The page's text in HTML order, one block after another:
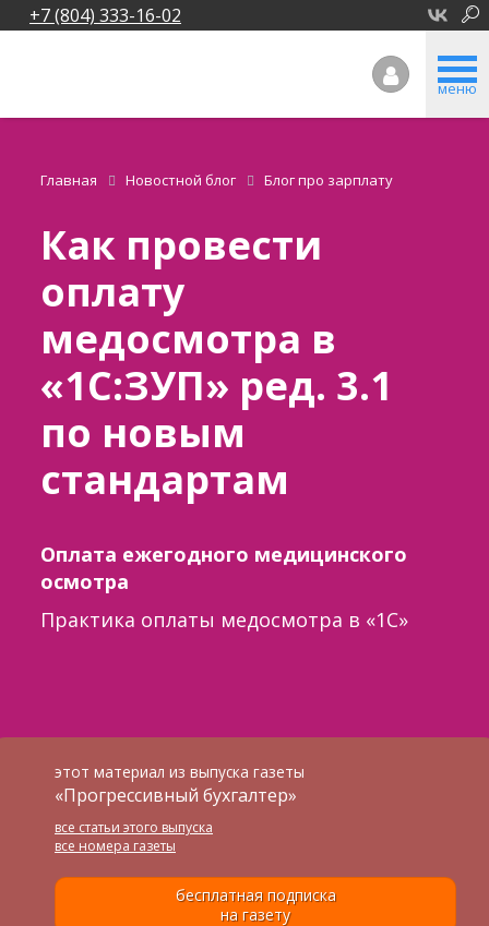
+7 (804) 333-16-02
меню
Главная Новостной блог Блог про зарплату
Как провести
оплату
медосмотра в
«1С:ЗУП» ред. 3.1
по новым
стандартам
Оплата ежегодного медицинского
осмотра
Практика оплаты медосмотра в «1С»
этот материал из выпуска газеты
«Прогрессивный бухгалтер»
все статьи этого выпуска
все номера газеты
бесплатная подписка
на газету